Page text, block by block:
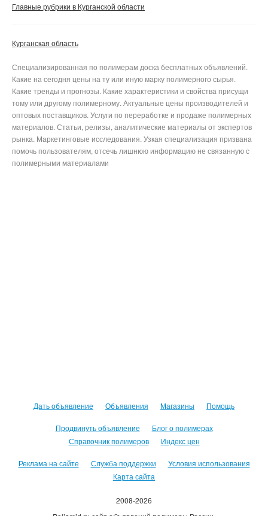
Главные рубрики в Курганской области
Курганская область
Специализированная по полимерам доска бесплатных объявлений.
Какие на сегодня цены на ту или иную марку полимерного сырья.
Какие тренды и прогнозы. Какие характеристики и свойства присущи
тому или другому полимерному. Актуальные цены производителей и
оптовых поставщиков. Услуги по переработке и продаже полимерных
материалов. Статьи, релизы, аналитические материалы от экспертов
рынка. Маркетинговые исследования. Узкая специализация призвана
помочь пользователям, отсечь лишнюю информацию не связанную с
полимерными материалами
Дать объявление Объявления Магазины Помощь
Продвинуть объявление
Блог о полимерах
Справочник полимеров
Индекс цен
Реклама на сайте Служба поддержки
Условия использования
Карта сайта
2008-2026